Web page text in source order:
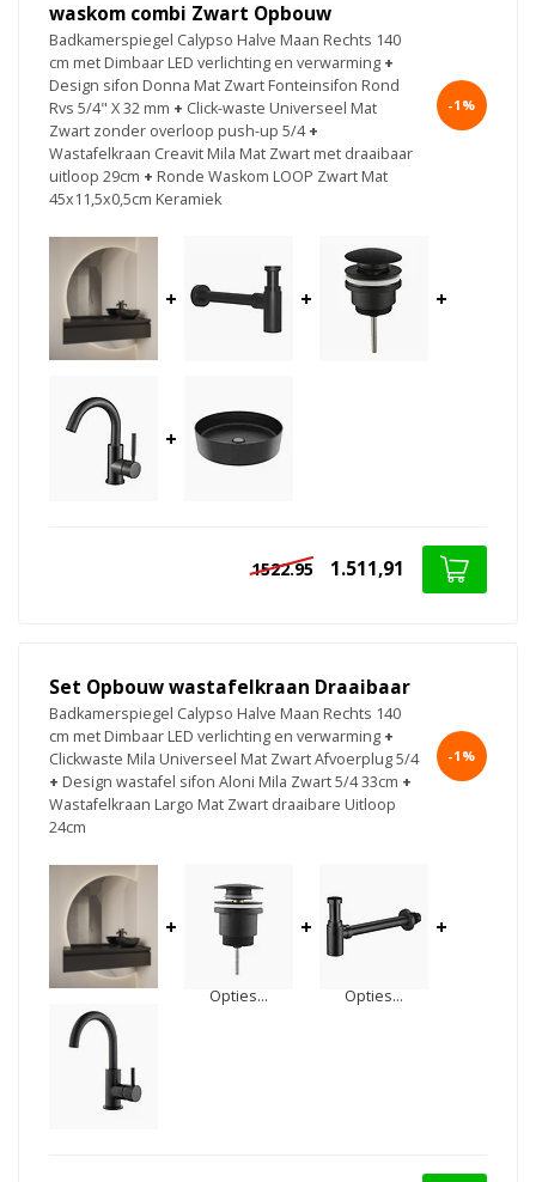
waskom combi Zwart Opbouw
Badkamerspiegel Calypso Halve Maan Rechts 140
cm met Dimbaar LED verlichting en verwarming +
Design sifon Donna Mat Zwart Fonteinsifon Rond
Rvs 5/4" X 32 mm + Click-waste Universeel Mat
Zwart zonder overloop push-up 5/4 +
Wastafelkraan Creavit Mila Mat Zwart met draaibaar
uitloop 29cm + Ronde Waskom LOOP Zwart Mat
45x11,5x0,5cm Keramiek
-1%
+ + +
+
1522.95 1.511,91
Set Opbouw wastafelkraan Draaibaar
Badkamerspiegel Calypso Halve Maan Rechts 140
cm met Dimbaar LED verlichting en verwarming +
Clickwaste Mila Universeel Mat Zwart Afvoerplug 5/4
+ Design wastafel sifon Aloni Mila Zwart 5/4 33cm +
Wastafelkraan Largo Mat Zwart draaibare Uitloop
24cm
-1%
+
Opties...
+
Opties...
+